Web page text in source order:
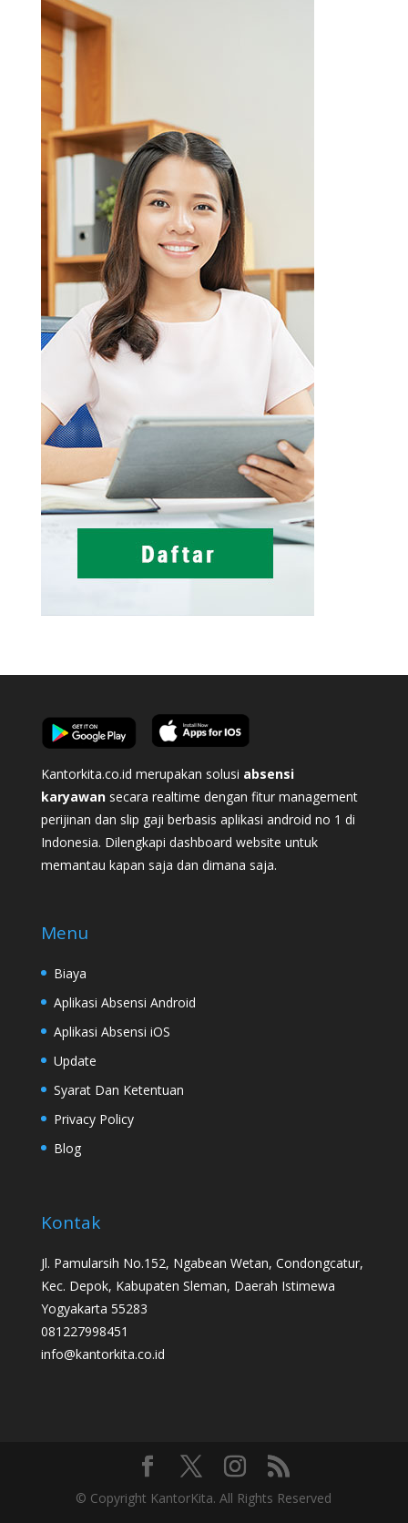
Kantorkita.co.id merupakan solusi absensi
karyawan secara realtime dengan fitur management
perijinan dan slip gaji berbasis aplikasi android no 1 di
Indonesia. Dilengkapi dashboard website untuk
memantau kapan saja dan dimana saja.
Menu
Biaya
Aplikasi Absensi Android
Aplikasi Absensi iOS
Update
Syarat Dan Ketentuan
Privacy Policy
Blog
Kontak
Jl. Pamularsih No.152, Ngabean Wetan, Condongcatur,
Kec. Depok, Kabupaten Sleman, Daerah Istimewa
Yogyakarta 55283
081227998451
info@kantorkita.co.id
© Copyright KantorKita. All Rights Reserved